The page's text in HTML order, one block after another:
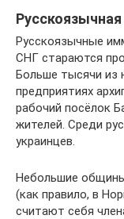
Русскоязычные
СНГ стараются
Больше тысячи из
предприятиях
рабочий посёлок
жителей. Среди
украинцев.
Небольшие
(как правило, в
считают себя